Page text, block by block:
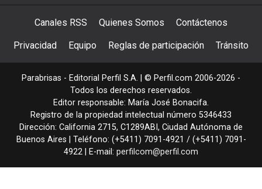
Canales RSS Quienes Somos Contáctenos
Privacidad Equipo Reglas de participación Tránsito
Parabrisas - Editorial Perfil S.A. | © Perfil.com 2006-2026 -
Todos los derechos reservados.
Editor responsable: María José Bonacifa.
Registro de la propiedad intelectual número 5346433
Dirección: California 2715, C1289ABI , Ciudad Autónoma de
Buenos Aires | Teléfono: (+5411) 7091-4921 / (+5411) 7091-
4922 | E-mail: perfilcom@perfil.com